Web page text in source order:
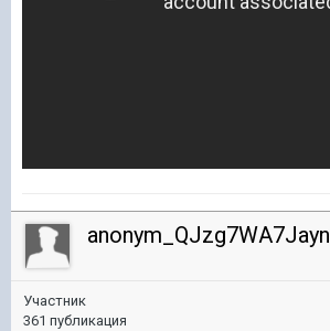
anonym_QJzg7WA7Jayn
Участник
361 публикация